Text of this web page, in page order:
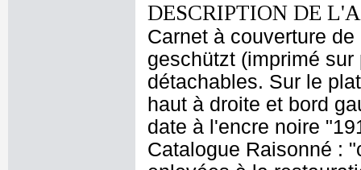
DESCRIPTION DE
Carnet à couverture
geschützt (imprimé
détachables. Sur le
haut à droite et bord
date à l'encre noire
Catalogue Raisonné :